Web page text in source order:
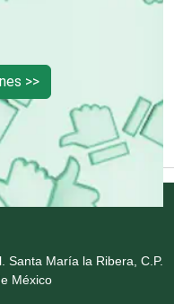
>>
Santa María la Ribera, C.P.
México